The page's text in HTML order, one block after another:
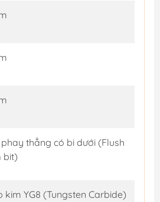
phay thẳng có bi dưới (Flush
bit)
kim YG8 (Tungsten Carbide)